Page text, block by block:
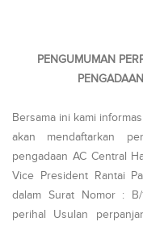
PENGUMUMAN
Bersama ini kami
akan mendaftarkan
pengadaan AC Central
Vice President Rantai
dalam Surat Nomor : B/
perihal Usulan